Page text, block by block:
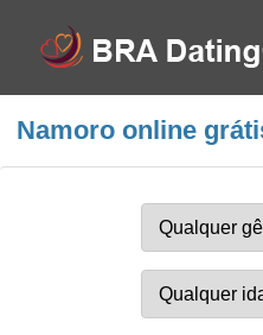
Namoro online